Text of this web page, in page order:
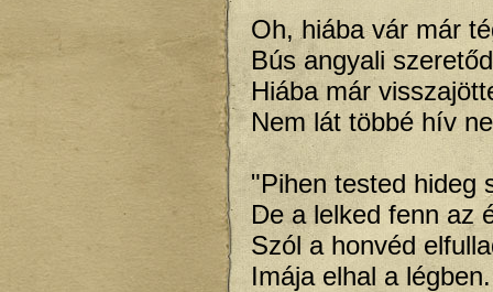
Oh, hiába vár már
Bús angyali
Hiába már
Nem lát többé hív
"Pihen tested hideg
De a lelked fenn az
Szól a honvéd
Imája elhal a légben.